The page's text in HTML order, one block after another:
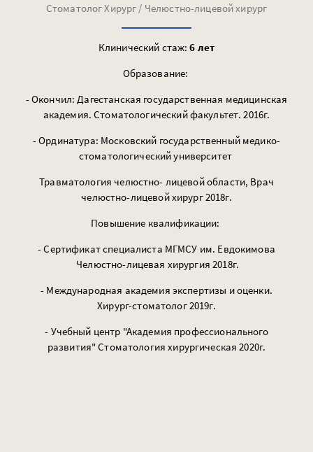
Стоматолог Хирург / Челюстно-лицевой хирург
Клинический стаж:6 лет
Образование:
- Окончил: Дагестанская государственная медицинская
академия. Стоматологический факультет. 2016г.
- Ординатура: Московский государственный медико-
стоматологический университет
Травматология челюстно- лицевой области, Врач
челюстно-лицевой хирург 2018г.
Повышение квалификации:
- Сертификат специалиста МГМСУ им. Евдокимова
Челюстно-лицевая хирургия 2018г.
- Международная академия экспертизы и оценки.
Хирург-стоматолог 2019г.
- Учебный центр "Академия профессионального
развития" Стоматология хирургическая 2020г.